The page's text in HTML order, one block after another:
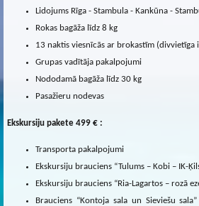
Lidojums Rīga - Stambula - Kankūna -
Rokas bagāža līdz 8 kg
13 naktis viesnīcās ar brokastīm (divvietīga
Grupas vadītāja pakalpojumi
Nododamā bagāža līdz 30 kg
Pasažieru nodevas
Ekskursiju pakete 499 € :
Transporta pakalpojumi
Ekskursiju brauciens “Tulums – Kobi – IK-
Ekskursiju brauciens “Ria-Lagartos – rozā
Brauciens “Kontoja sala un Sieviešu sala”